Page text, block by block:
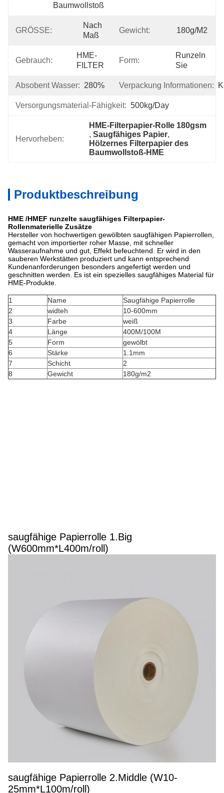
Baumwollstoß
GRÖSSE:
Nach
Maß
Gewicht: 180g/m2
Gebrauch:
HME-
FILTER
Form:
Runzeln
Sie
Absobent Wasser: 280% Verpackung Informationen:
Versorgungsmaterial-Fähigkeit: 500kg/day
Hervorheben:
HME-Filterpapier-Rolle 180gsm
, Saugfähiges Papier,
Hölzernes Filterpapier des
Baumwollstoß-HME
Produktbeschreibung
HME /HMEF runzelte saugfähiges Filterpapier-
Rollenmaterielle Zusätze
Hersteller von hochwertigen gewölbten saugfähigen Papierrollen,
gemacht von importierter roher Masse, mit schneller
Wasseraufnahme und gut, Effekt befeuchtend. Er wird in den
sauberen Werkstätten produziert und kann entsprechend
Kundenanforderungen besonders angefertigt werden und
geschnitten werden. Es ist ein spezielles saugfähiges Material für
HME-Produkte.
1 Name
Saugfähige Papierrolle
2
widteh
10-600mm
3
Farbe
weiß
4
Länge
400M/100M
5
Form
gewölbt
6
Stärke
1.1mm
7
Schicht
2
8
Gewicht 180g/m2
saugfähige Papierrolle 1.Big
(W600mm*L400m/roll)
saugfähige Papierrolle 2.Middle (W10-
25mm*L100m/roll)